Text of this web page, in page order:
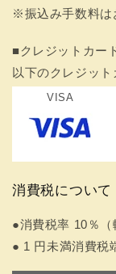
※振込み手数料は
■クレジットカー
以下のクレジット
VISA
消費税について
●消費税率 10％（
● 1 円未満消費税